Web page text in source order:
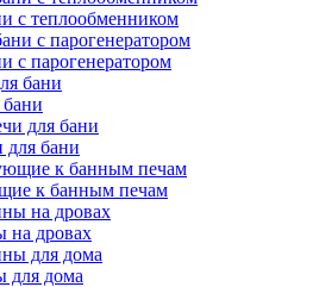
с теплообменником
с парогенератором
бани
к банным печам
на дровах
для дома